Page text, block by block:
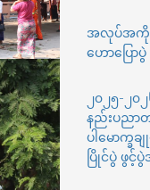
ပညာ
တက္ကသိုလ်(ကျော
ဆည်)ရှိ
အဆောက်အဦ
ပြို
ကျ
နေရာ
များ
အား
အလုပ်အကို
ဟောပြော
၂၀၂၅-၂
နည်းပည
ပါမောက္ခ
ပြိုင်ပွဲ ဖွင့်